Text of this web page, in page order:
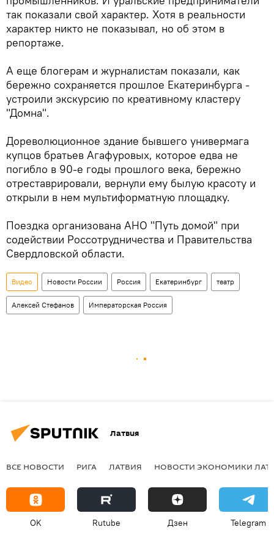
так показали свой характер. Хотя в реальности
характер никто не показывал, но об этом в
репортаже.
А еще блогерам и журналистам показали, как
бережно сохраняется прошлое Екатеринбурга -
устроили экскурсию по креативному кластеру
"Домна".
Дореволюционное здание бывшего универмага
купцов братьев Агафуровых, которое едва не
погибло в 90-е годы прошлого века, бережно
отреставрировали, вернули ему былую красоту и
открыли в нем мультиформатную площадку.
Поездка организована АНО "Путь домой" при
содействии Россотрудничества и Правительства
Свердловской области.
Видео Новости России Россия Екатеринбург театр
Алексей Стефанов Императорская Россия
Латвия
ВСЕ НОВОСТИ РИГА ЛАТВИЯ НОВОСТИ ЭКОНОМИКИ
OK Rutube Дзен Telegram